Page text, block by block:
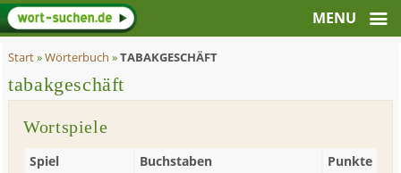
Start»Wörterbuch »TABAKGESCHÄFT
tabakgeschäft
Wortspiele
Spiel Buchstaben
Punkte